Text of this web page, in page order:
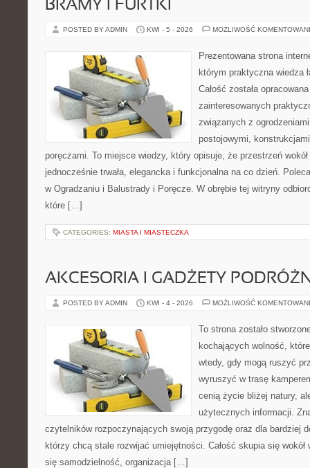
BRAMY I FURTKI
POSTED BY ADMIN KWI - 5 - 2026 MOŻLIWOŚĆ
Prezentowana strona
którym praktyczna wiedza
Całość została
zainteresowanych
związanych z
postojowymi,
poręczami. To miejsce wiedzy, który opisuje, że przestrzeń
jednocześnie trwała, elegancka i funkcjonalna na co dzień.
w Ogradzaniu i Balustrady i Poręcze. W obrębie tej witryny
które […]
CATEGORIES: MIASTA I MIASTECZKA
AKCESORIA I GADŻETY
POSTED BY ADMIN KWI - 4 - 2026 MOŻLIWOŚĆ
To strona zostało
kochających wolność,
wtedy, gdy mogą ruszyć
wyruszyć w trasę
cenią życie bliżej natury,
użytecznych informacji.
czytelników rozpoczynających swoją przygodę oraz dla bardziej
którzy chcą stale rozwijać umiejętności. Całość skupia się
się samodzielność, organizacja […]